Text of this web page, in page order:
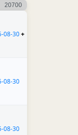
20700
08-30+
08-30
08-30